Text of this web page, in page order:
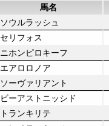
馬名
ソウルラッシュ
セリフォス
ニホンピロキーフ
エアロロノア
ソーヴァリアント
ビーアストニッシド
トランキリテ